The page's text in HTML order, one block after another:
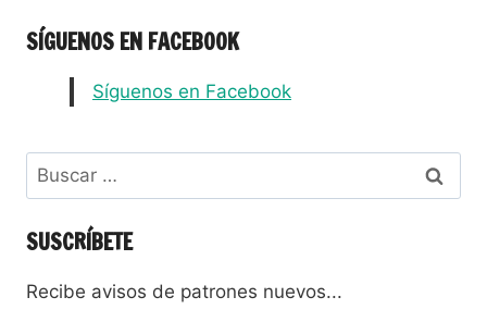
SÍGUENOS EN FACEBOOK
Síguenos en Facebook
SUSCRÍBETE
Recibe avisos de patrones nuevos...